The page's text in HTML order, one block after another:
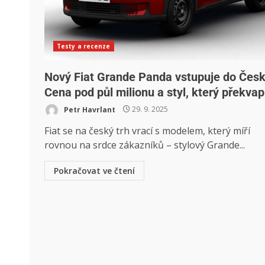
Testy a recenze
Nový Fiat Grande Panda vstupuje do
Cena pod půl milionu a styl, který
Petr Havrlant 29. 9. 2025
Fiat se na český trh vrací s modelem, který míří
rovnou na srdce zákazníků – stylový Grande...
Pokračovat ve čtení